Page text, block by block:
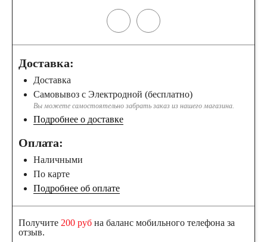
Доставка:
Доставка
Самовывоз с Электродной (бесплатно)
Вы можете самостоятельно забрать заказ из нашего магазина.
Подробнее о доставке
Оплата:
Наличными
По карте
Подробнее об оплате
Получите 200 руб на баланс мобильного телефона за
отзыв.